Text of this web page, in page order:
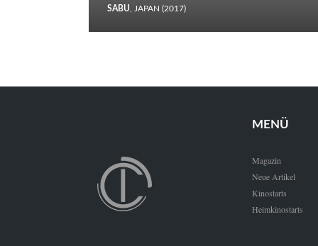
SABU, JAPAN (2017)
den Wettbewerb.
MENÜ
Magazin
Neue Artikel
Kinostarts
Heimkinostarts